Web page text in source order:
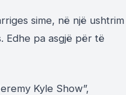
sime, në një ushtrim
Edhe pa asgjë për të
Kyle Show”,